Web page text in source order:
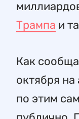
Трампа и
Как
октября
по этим